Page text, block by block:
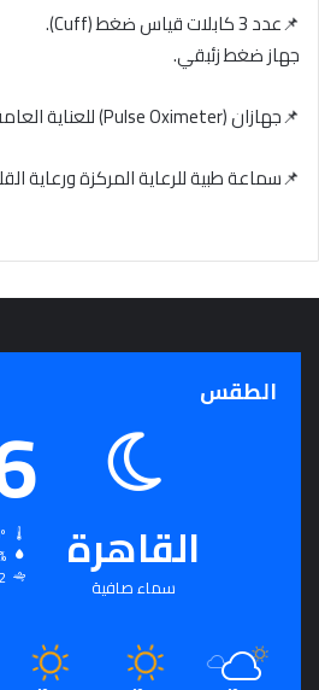
📌عدد 3 كابلات قياس ضغط (Cuff).
جهاز ضغط زئبقي.
📌جهازان (Pulse Oximeter) للعناية العامة وعناية القلب.
📌سماعة طبية للرعاية المركزة ورعاية
الطقس
القاهرة
سماء صافية